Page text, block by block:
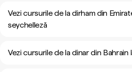
Vezi cursurile de la dirham din
seychelleză
Vezi cursurile de la dinar din Bahrain